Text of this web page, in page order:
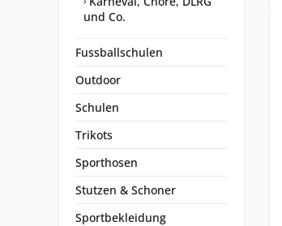
und Co.
Fussballschulen
Outdoor
Schulen
Trikots
Sporthosen
Stutzen & Schoner
Sportbekleidung